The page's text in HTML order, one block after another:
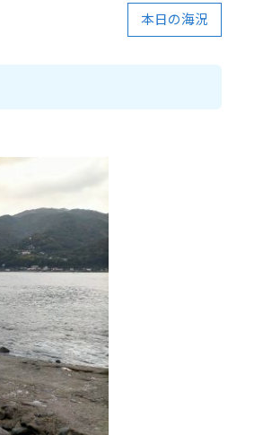
本日の海況